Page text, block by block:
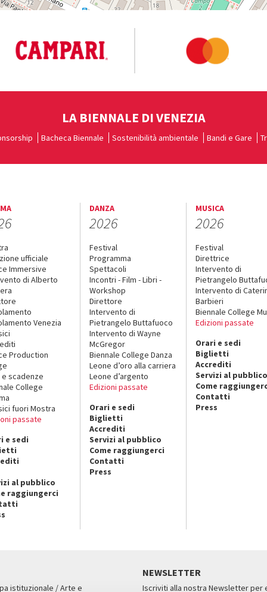
LA BIENNALE DI VENEZIA
Bacheca Biennale Sostenibilità ambientale Bandi e Gare
ufficiale
Immersive
di Alberto
Venezia
Production
e scadenze
College
fuori Mostra
passate
e sedi
al pubblico
raggiungerci
DANZA
2026
Festival
Programma
Spettacoli
Incontri - Film - Libri -
Workshop
Direttore
Intervento di
Pietrangelo Buttafuoco
Intervento di Wayne
McGregor
Biennale College Danza
Leone d’oro alla carriera
Leone d’argento
Edizioni passate
Orari e sedi
Biglietti
Accrediti
Servizi al pubblico
Come raggiungerci
Contatti
Press
MUSICA
2026
Festival
Direttrice
Intervento di
Pietrangelo
Intervento di
Barbieri
Biennale College
Edizioni passate
Orari e sedi
Biglietti
Accrediti
Servizi al pubblico
Come
Contatti
Press
istituzionale / Arte e
NEWSLETTER
Iscriviti alla nostra Newsletter per